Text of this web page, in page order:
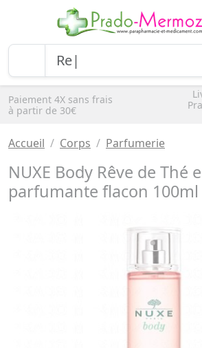
Paiement 4X sans frais
à partir de 30€
Accueil Corps Parfumerie
NUXE Body Rêve de Thé
parfumante flacon 100ml